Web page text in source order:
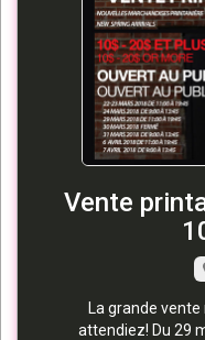
Vente
La grande
attendiez! Du 29